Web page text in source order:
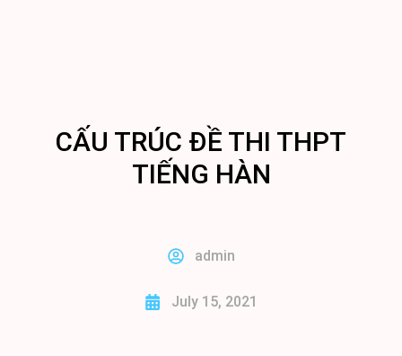
CẤU TRÚC ĐỀ THI THPT
TIẾNG HÀN
admin
July 15, 2021